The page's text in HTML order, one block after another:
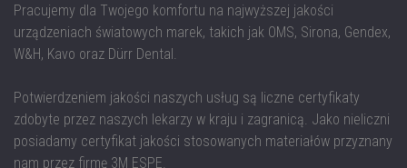
Pracujemy dla Twojego komfortu na najwyższej jakości
urządzeniach światowych marek, takich jak OMS, Sirona, Gendex,
W&H, Kavo oraz Dürr Dental.
Potwierdzeniem jakości naszych usług są liczne certyfikaty
zdobyte przez naszych lekarzy w kraju i zagranicą. Jako nieliczni
posiadamy certyfikat jakości stosowanych materiałów przyznany
nam przez firmę 3M ESPE.